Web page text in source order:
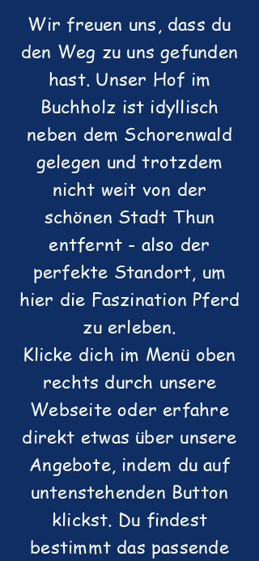
Wir freuen uns, dass du
den Weg zu uns gefunden
hast. Unser Hof im
Buchholz ist idyllisch
neben dem Schorenwald
gelegen und trotzdem
nicht weit von der
schönen Stadt Thun
entfernt - also der
perfekte Standort, um
hier die Faszination Pferd
zu erleben.
Klicke dich im Menü oben
rechts durch unsere
Webseite oder erfahre
direkt etwas über unsere
Angebote, indem du auf
untenstehenden Button
klickst. Du findest
bestimmt das passende